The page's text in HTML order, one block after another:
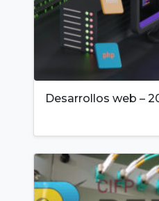
Desarrollos web –